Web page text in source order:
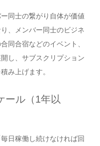
同士の繋がり自体が価値
、メンバー同士のビジネ
同合宿などのイベント、
し、サブスクリプション
み上げます。
ール（1年以
日稼働し続けなければ回